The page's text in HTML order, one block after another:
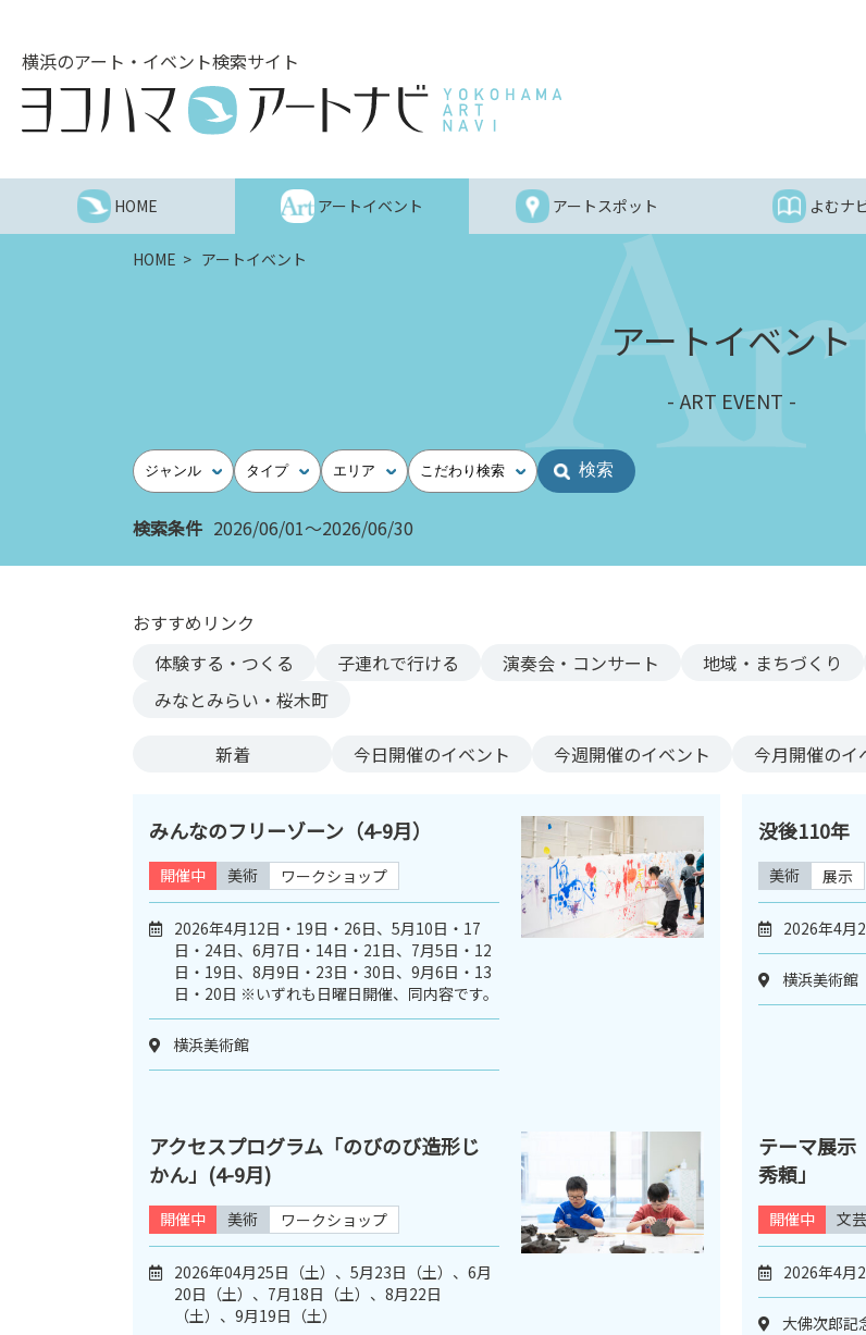
へ
横浜のアート・イベント検索サイト
HOME アートイベント アートスポット よむナ
HOME アートイベント
アートイベント
ART EVENT
ジャンル タイプ エリア こだわり検索
検索条件 2026/06/01～2026/06/30
おすすめリンク
体験する・つくる
子連れで行ける 演奏会・コンサート 地域・まちづくり
みなとみらい・桜木町
新着 今日開催のイベント 今週開催のイベント 今月開催のイ
みんなのフリーゾーン（4-9月）
開催中 美術 ワークショップ
2026年4月12日・19日・26日、5月10日・17
日・24日、6月7日・14日・21日、7月5日・12
日・19日、8月9日・23日・30日、9月6日・13
日・20日 ※いずれも日曜日開催、同内容です。
横浜美術館
没後110年
美術 展示
2026年4月
横浜美術館
アクセスプログラム「のびのび造形じ
かん」(4-9月)
開催中 美術 ワークショップ
2026年04月25日（土）、5月23日（土）、6月
20日（土）、7月18日（土）、8月22日
（土）、9月19日（土）
テーマ展
秀頼」
開催中 文芸
2026年4月
大佛次郎記